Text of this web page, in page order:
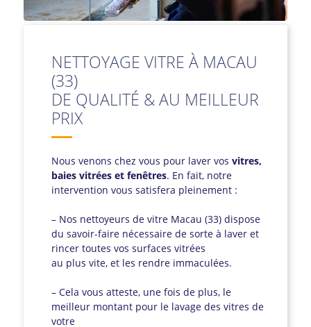
NETTOYAGE VITRE À MACAU
(33)
DE QUALITÉ & AU MEILLEUR
PRIX
Nous venons chez vous pour laver vos vitres,
baies vitrées et fenêtres. En fait, notre
intervention vous satisfera pleinement :
– Nos nettoyeurs de vitre Macau (33) dispose
du savoir-faire nécessaire de sorte à laver et
rincer toutes vos surfaces vitrées
au plus vite, et les rendre immaculées.
– Cela vous atteste, une fois de plus, le
meilleur montant pour le lavage des vitres de
votre